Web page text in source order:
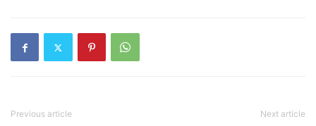
Previous article Next article